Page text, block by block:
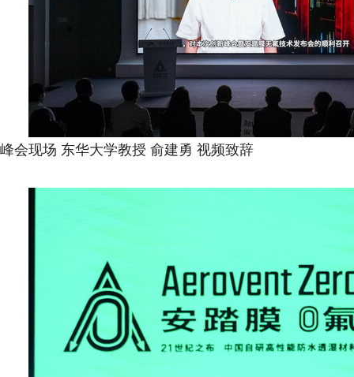
峰会现场 东华大学教授 俞建勇 视频致辞